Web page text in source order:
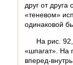
друг от
«теневом»
одинаковой
На рис.
«шпагат». На
вперед-